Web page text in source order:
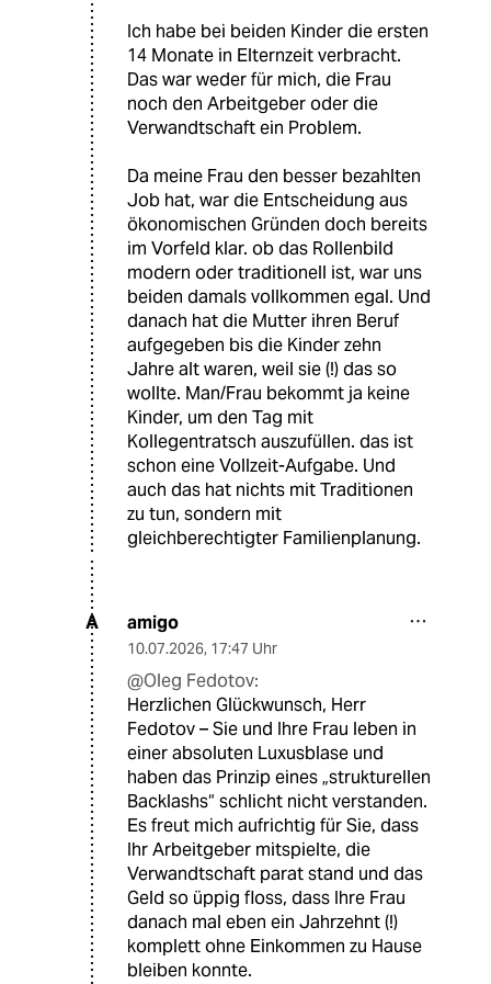
Ich habe bei beiden Kinder die ersten
14 Monate in Elternzeit verbracht.
Das war weder für mich, die Frau
noch den Arbeitgeber oder die
Verwandtschaft ein Problem.
Da meine Frau den besser bezahlten
Job hat, war die Entscheidung aus
ökonomischen Gründen doch bereits
im Vorfeld klar. ob das Rollenbild
modern oder traditionell ist, war uns
beiden damals vollkommen egal. Und
danach hat die Mutter ihren Beruf
aufgegeben bis die Kinder zehn
Jahre alt waren, weil sie (!) das so
wollte. Man/Frau bekommt ja keine
Kinder, um den Tag mit
Kollegentratsch auszufüllen. das ist
schon eine Vollzeit-Aufgabe. Und
auch das hat nichts mit Traditionen
zu tun, sondern mit
gleichberechtigter Familienplanung.
A amigo
10.07.2026, 17:47 Uhr
@Oleg Fedotov:
Herzlichen Glückwunsch, Herr
Fedotov – Sie und Ihre Frau leben in
einer absoluten Luxusblase und
haben das Prinzip eines „strukturellen
Backlashs“ schlicht nicht verstanden.
Es freut mich aufrichtig für Sie, dass
Ihr Arbeitgeber mitspielte, die
Verwandtschaft parat stand und das
Geld so üppig floss, dass Ihre Frau
danach mal eben ein Jahrzehnt (!)
komplett ohne Einkommen zu Hause
bleiben konnte.